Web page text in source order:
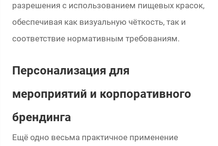
разрешения с использованием пищевых красок,
обеспечивая как визуальную чёткость, так и
соответствие нормативным требованиям.
Персонализация для
мероприятий и корпоративного
брендинга
Ещё одно весьма практичное применение